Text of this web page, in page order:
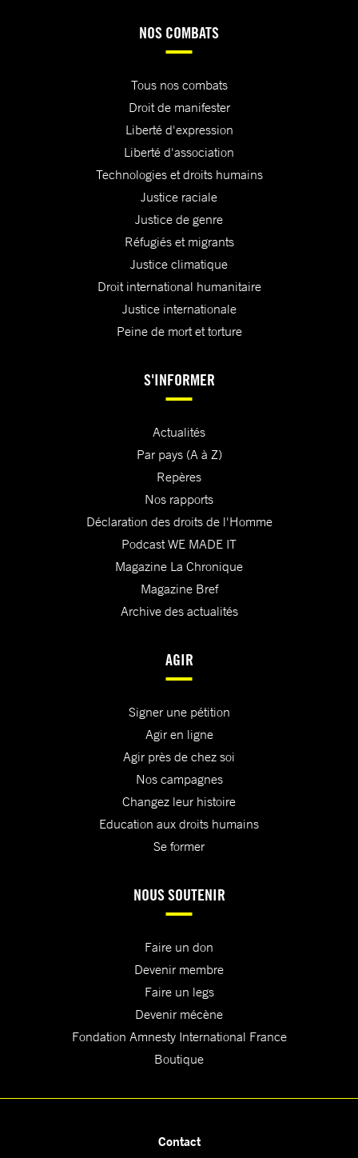
NOS COMBATS
Tous nos combats
Droit de manifester
Liberté d'expression
Liberté d'association
Technologies et droits humains
Justice raciale
Justice de genre
Réfugiés et migrants
Justice climatique
Droit international humanitaire
Justice internationale
Peine de mort et torture
S'INFORMER
Actualités
Par pays (A à Z)
Repères
Nos rapports
Déclaration des droits de l'Homme
Podcast WE MADE IT
Magazine La Chronique
Magazine Bref
Archive des actualités
AGIR
Signer une pétition
Agir en ligne
Agir près de chez soi
Nos campagnes
Changez leur histoire
Education aux droits humains
Se former
NOUS SOUTENIR
Faire un don
Devenir membre
Faire un legs
Devenir mécène
Fondation Amnesty International France
Boutique
Contact